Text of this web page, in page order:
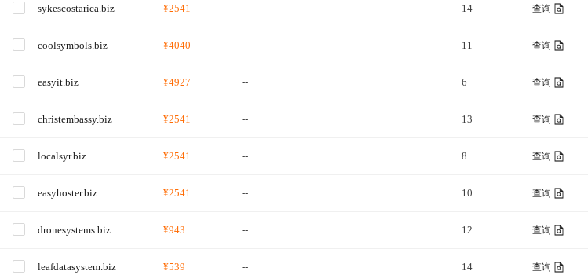
sykescostarica.biz ¥2541 -- 14 查询
coolsymbols.biz ¥4040 -- 11 查询
easyit.biz ¥4927 -- 6 查询
christembassy.biz ¥2541 -- 13 查询
localsyr.biz ¥2541 -- 8 查询
easyhoster.biz ¥2541 -- 10 查询
dronesystems.biz ¥943 -- 12 查询
leafdatasystem.biz ¥539 -- 14 查询